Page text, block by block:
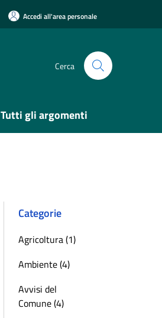
Accedi all'area personale
Cerca
Tutti gli argomenti
Categorie
Agricoltura (1)
Ambiente (4)
Avvisi del
Comune (4)